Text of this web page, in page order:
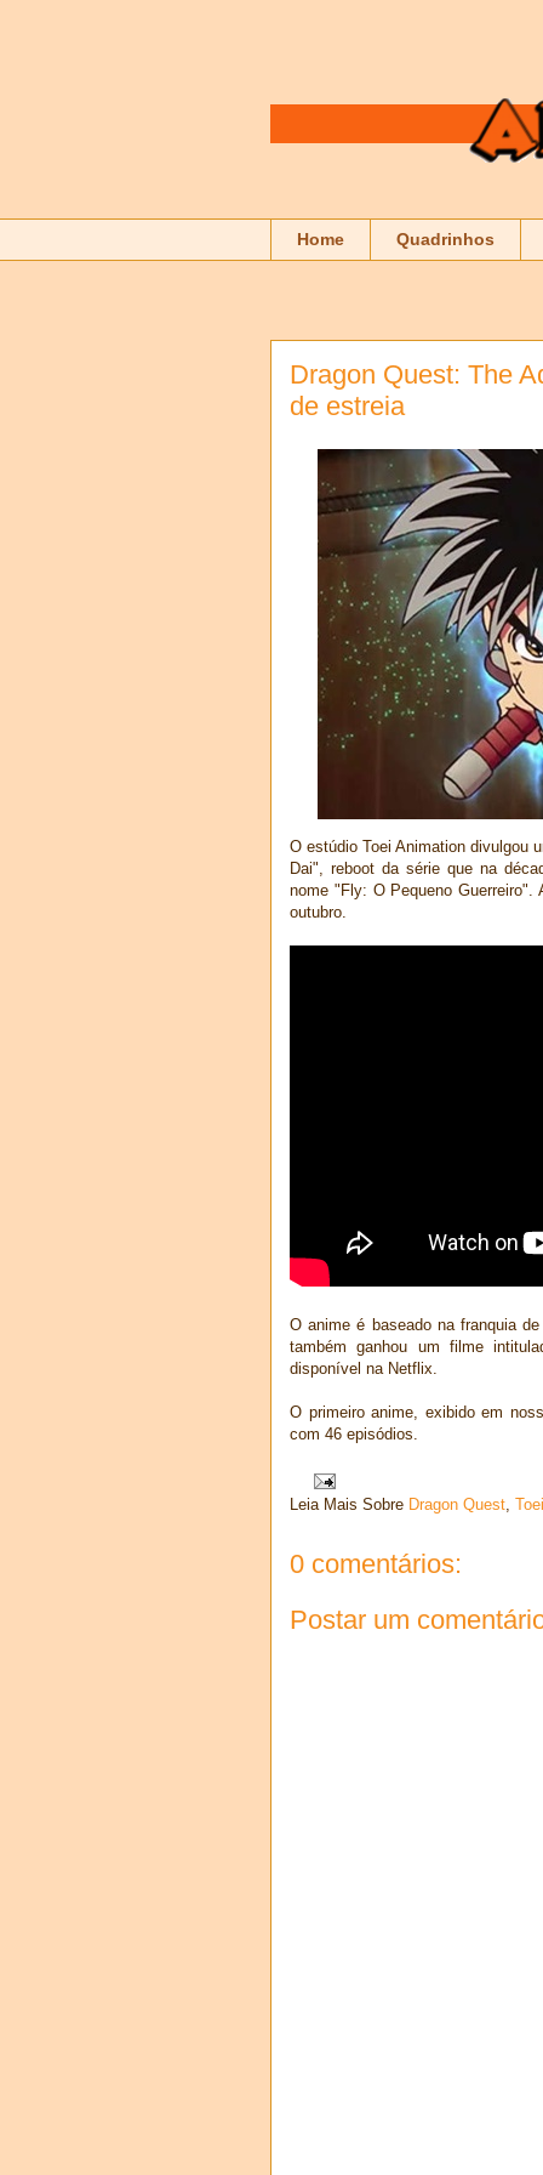
Home Quadrinhos
Dragon Quest: The
de estreia
O estúdio Toei Animation divulgou
Dai", reboot da série que na
nome "Fly: O Pequeno Guerreiro".
outubro.
O anime é baseado na franquia
também ganhou um filme
disponível na Netflix.
O primeiro anime, exibido em
com 46 episódios.
Leia Mais Sobre Dragon Quest,
0 comentários:
Postar um